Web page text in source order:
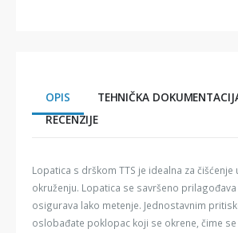
OPIS
TEHNIČKA
RECENZIJE
Lopatica s drškom TTS je idealna za čišćenje
okruženju. Lopatica se savršeno
osigurava lako metenje. Jednostavnim
oslobađate poklopac koji se okrene, čime